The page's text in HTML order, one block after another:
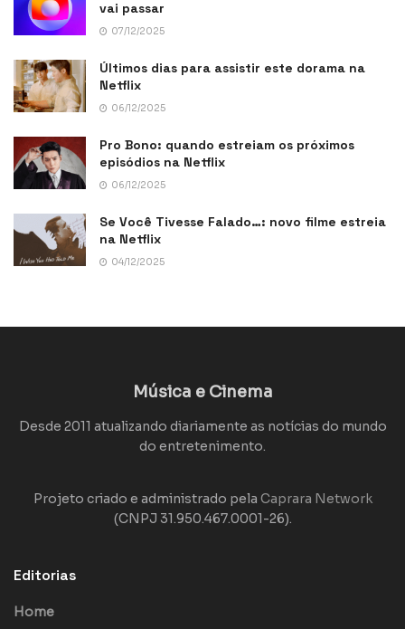
vai passar
07/12/2025
Últimos dias para assistir este dorama na
Netflix
06/12/2025
Pro Bono: quando estreiam os próximos
episódios na Netflix
06/12/2025
Se Você Tivesse Falado…: novo filme estreia
na Netflix
04/12/2025
Música e Cinema
Desde 2011 atualizando diariamente as notícias do mundo
do entretenimento.
Projeto criado e administrado pela Caprara Network
(CNPJ 31.950.467.0001-26).
Editorias
Home